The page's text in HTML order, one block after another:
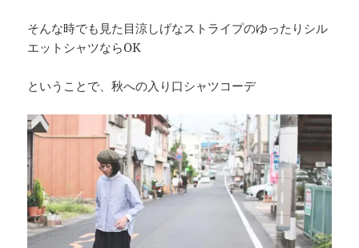
そんな時でも見た目涼しげなストライプのゆったりシル
エットシャツならOK
ということで、秋への入り口シャツコーデ